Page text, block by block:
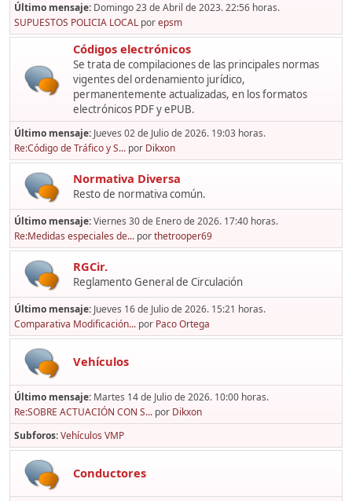
Último mensaje: Domingo 23 de Abril de 2023. 22:56 horas.
SUPUESTOS POLICIA LOCAL porepsm
Códigos electrónicos
Se trata de compilaciones de las principales normas
vigentes del ordenamiento jurídico,
permanentemente actualizadas, en los formatos
electrónicos PDF y ePUB.
Último mensaje: Jueves 02 de Julio de 2026. 19:03 horas.
Re:Código de Tráfico y S... por Dikxon
Normativa Diversa
Resto de normativa común.
Último mensaje:Viernes 30 de Enero de 2026. 17:40 horas.
Re:Medidas especiales de... porthetrooper69
RGCir.
Reglamento General de Circulación
Último mensaje: Jueves 16 de Julio de 2026. 15:21 horas.
Comparativa Modificación... por Paco Ortega
Vehículos
Último mensaje: Martes 14 de Julio de 2026. 10:00 horas.
Re:SOBRE ACTUACIÓN CON S... por Dikxon
Subforos Vehículos VMP
Conductores